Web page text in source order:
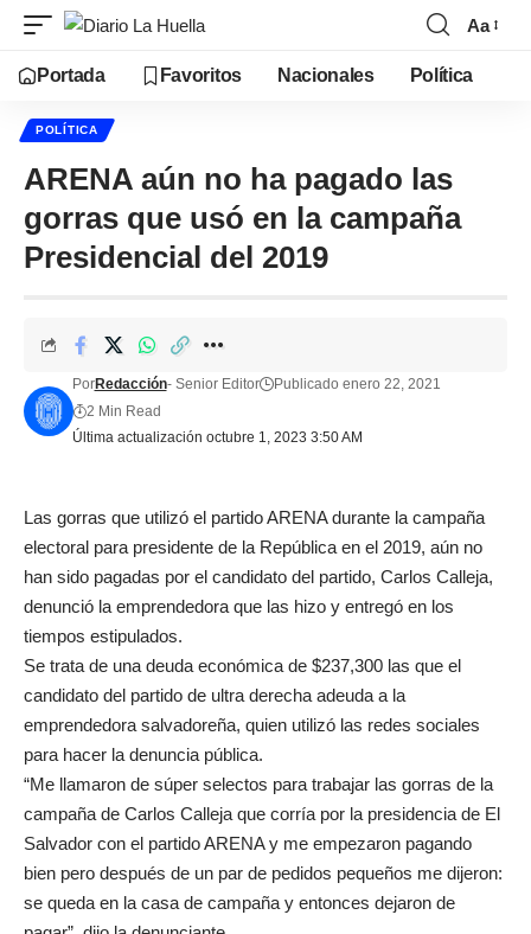
Aa
Portada Favoritos Nacionales Política
POLÍTICA
ARENA aún no ha pagado las
gorras que usó en la campaña
Presidencial del 2019
Última actualización octubre 1, 2023 3:50 AM
PorRedacción- Senior Editor
Publicado enero 22, 2021
2 Min Read
Las gorras que utilizó el partido ARENA durante la campaña
electoral para presidente de la República en el 2019, aún no
han sido pagadas por el candidato del partido, Carlos Calleja,
denunció la emprendedora que las hizo y entregó en los
tiempos estipulados.
Se trata de una deuda económica de $237,300 las que el
candidato del partido de ultra derecha adeuda a la
emprendedora salvadoreña, quien utilizó las redes sociales
para hacer la denuncia pública.
“Me llamaron de súper selectos para trabajar las gorras de la
campaña de Carlos Calleja que corría por la presidencia de El
Salvador con el partido ARENA y me empezaron pagando
bien pero después de un par de pedidos pequeños me dijeron:
se queda en la casa de campaña y entonces dejaron de